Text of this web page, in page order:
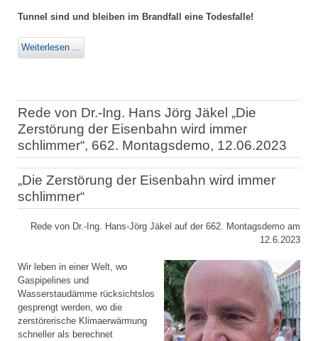
Tunnel sind und bleiben im Brandfall eine Todesfalle!
Weiterlesen ...
Rede von Dr.-Ing. Hans Jörg Jäkel „Die
Zerstörung der Eisenbahn wird immer
schlimmer“, 662. Montagsdemo, 12.06.2023
„Die Zerstörung der Eisenbahn wird immer
schlimmer“
Rede von Dr.-Ing. Hans-Jörg Jäkel auf der 662. Montagsdemo am
12.6.2023
Wir leben in einer Welt, wo
Gaspipelines und
Wasserstaudämme rücksichtslos
gesprengt werden, wo die
zerstörerische Klimaerwärmung
schneller als berechnet